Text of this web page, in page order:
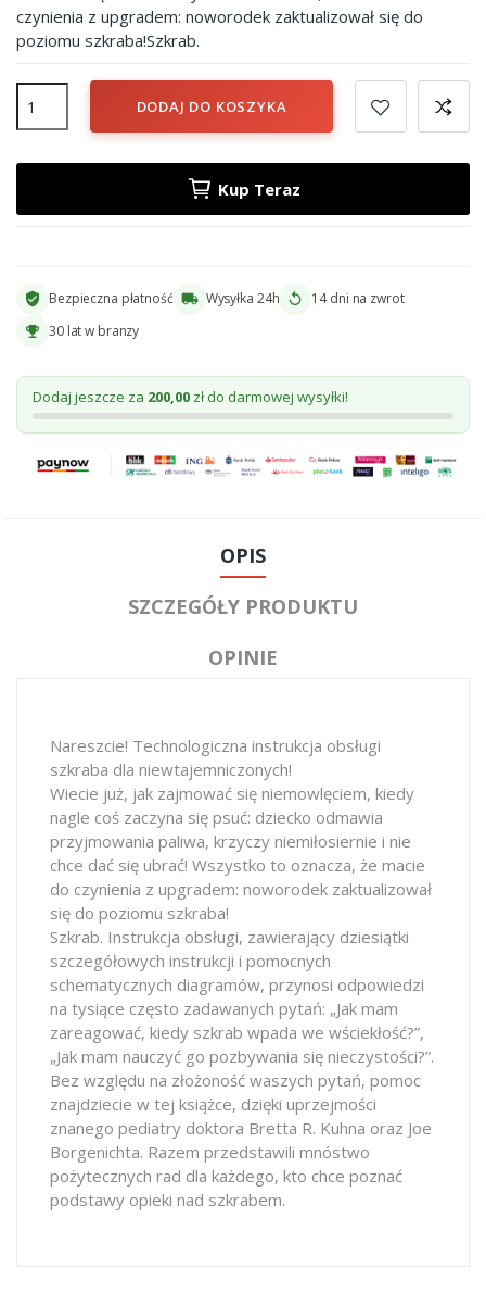
czynienia z upgradem: noworodek zaktualizował się do
poziomu szkraba!Szkrab.
DODAJ DO KOSZYKA
Kup Teraz
verified_user Bezpieczna płatność local_shipping Wysyłka 24h replay 14 dni na zwrot
emoji_events 30 lat w branzy
Dodaj jeszcze za 200,00 zł do darmowej wysyłki!
OPIS
SZCZEGÓŁY PRODUKTU
OPINIE
Nareszcie! Technologiczna instrukcja obsługi
szkraba dla niewtajemniczonych!
Wiecie już, jak zajmować się niemowlęciem, kiedy
nagle coś zaczyna się psuć: dziecko odmawia
przyjmowania paliwa, krzyczy niemiłosiernie i nie
chce dać się ubrać! Wszystko to oznacza, że macie
do czynienia z upgradem: noworodek zaktualizował
się do poziomu szkraba!
Szkrab. Instrukcja obsługi, zawierający dziesiątki
szczegółowych instrukcji i pomocnych
schematycznych diagramów, przynosi odpowiedzi
na tysiące często zadawanych pytań: „Jak mam
zareagować, kiedy szkrab wpada we wściekłość?”,
„Jak mam nauczyć go pozbywania się nieczystości?”.
Bez względu na złożoność waszych pytań, pomoc
znajdziecie w tej książce, dzięki uprzejmości
znanego pediatry doktora Bretta R. Kuhna oraz Joe
Borgenichta. Razem przedstawili mnóstwo
pożytecznych rad dla każdego, kto chce poznać
podstawy opieki nad szkrabem.